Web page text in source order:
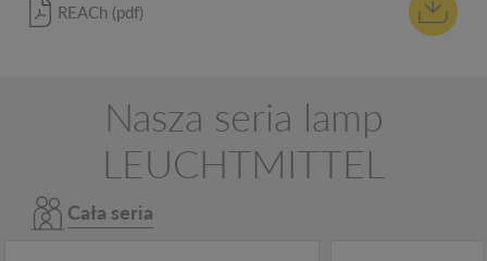
REACh (pdf)
Nasza seria lamp
LEUCHTMITTEL
Cała seria